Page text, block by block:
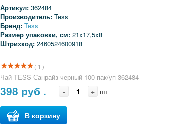
Артикул:362484
Производитель:Tess
Бренд:Tess
Размер упаковки, см:21x17,5x8
Штрихкод:2460524600918
( 1 )
Чай TESS Санрайз черный 100 пак/уп 362484
398 руб . - + шт
В корзину